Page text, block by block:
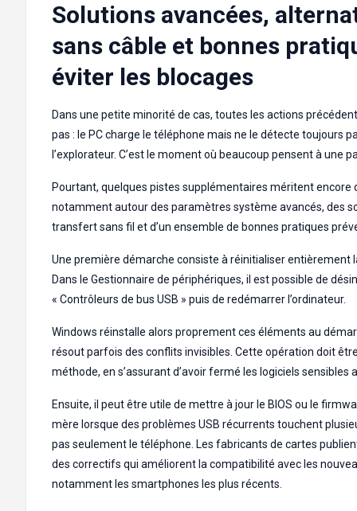
Solutions avancées,
sans câble et bonnes
éviter les blocages
Dans une petite minorité de cas, toutes les actions
pas : le PC charge le téléphone mais ne le détecte toujours
l’explorateur. C’est le moment où beaucoup pensent à une
Pourtant, quelques pistes supplémentaires méritent encore
notamment autour des paramètres système avancés, des
transfert sans fil et d’un ensemble de bonnes pratiques
Une première démarche consiste à réinitialiser entièrement
Dans le Gestionnaire de périphériques, il est possible de
« Contrôleurs de bus USB » puis de redémarrer l’ordinateur.
Windows réinstalle alors proprement ces éléments au
résout parfois des conflits invisibles. Cette opération doit
méthode, en s’assurant d’avoir fermé les logiciels sensibles
Ensuite, il peut être utile de mettre à jour le BIOS ou le
mère lorsque des problèmes USB récurrents touchent
pas seulement le téléphone. Les fabricants de cartes
des correctifs qui améliorent la compatibilité avec les
notamment les smartphones les plus récents.